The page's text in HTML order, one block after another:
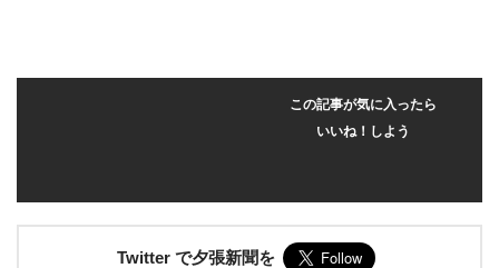
この記事が気に入ったら
いいね！しよう
Twitter で夕張新聞を